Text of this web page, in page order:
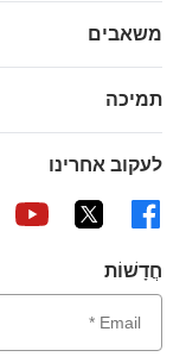
משאבים
תמיכה
לעקוב אחרינו
חֲדָשׁוֹת